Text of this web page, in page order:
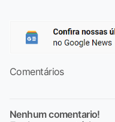
Comentários
Nenhum comentario!